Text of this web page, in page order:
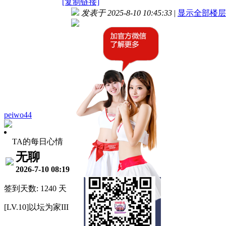
peiwo44
TA的每日心情
无聊
2026-7-10 08:19
签到天数: 1240 天
[LV.10]以坛为家III
发表于 2025-8-10 10:45:33 | 显示全部楼层